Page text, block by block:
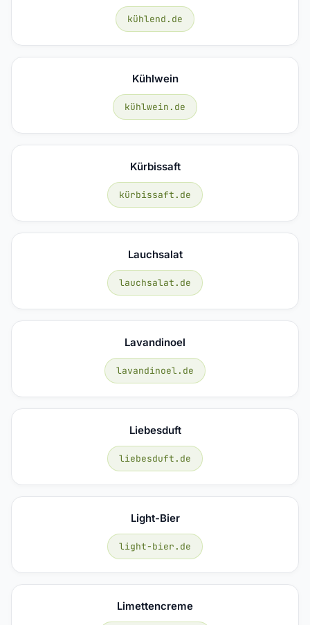
kühlend.de
Kühlwein
kühlwein.de
Kürbissaft
kürbissaft.de
Lauchsalat
lauchsalat.de
Lavandinoel
lavandinoel.de
Liebesduft
liebesduft.de
Light-Bier
light-bier.de
Limettencreme